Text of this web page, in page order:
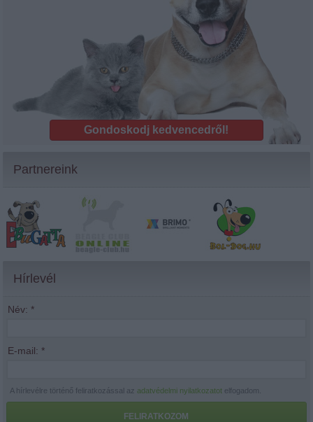
Gondoskodj kedvencedről!
Partnereink
Hírlevél
Név: *
E-mail: *
A hírlevélre történő feliratkozással azadatvédelmi nyilatkozatot elfogadom.
FELIRATKOZOM